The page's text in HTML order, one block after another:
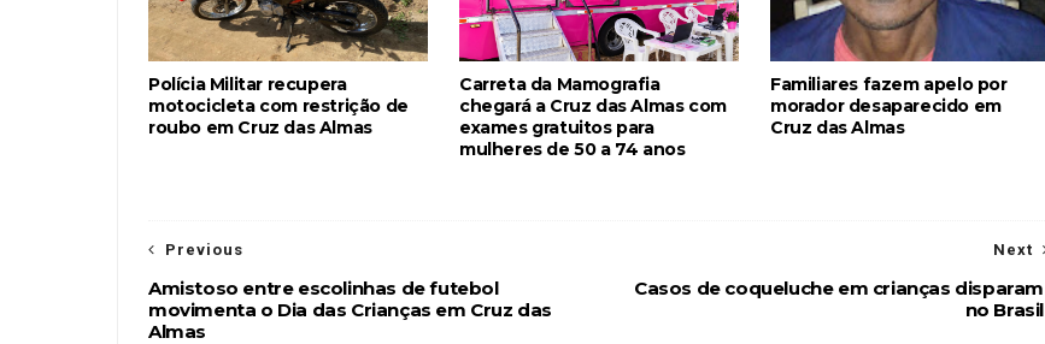
Polícia Militar recupera
motocicleta com restrição de
roubo em Cruz das Almas
Carreta da Mamografia
chegará a Cruz das Almas com
exames gratuitos para
mulheres de 50 a 74 anos
Familiares fazem apelo por
morador desaparecido em
Cruz das Almas
Next
Casos de coqueluche em crianças disparam
no Brasil
Previous
Amistoso entre escolinhas de futebol
movimenta o Dia das Crianças em Cruz das
Almas